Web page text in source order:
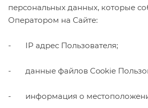
персональных данных, которые
Оператором на Сайте:
- IP адрес Пользователя;
- данные файлов Cookie
- информация о